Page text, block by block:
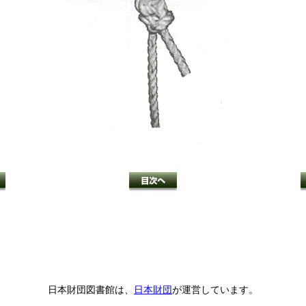
日本財団図書館は、 日本財団が運営しています。